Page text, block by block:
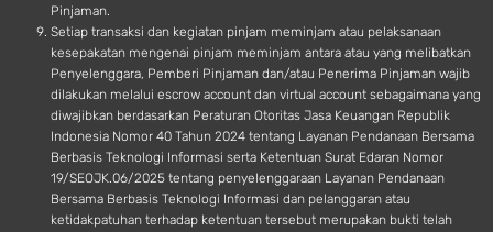
Pinjaman.
Setiap transaksi dan kegiatan pinjam meminjam atau pelaksanaan
kesepakatan mengenai pinjam meminjam antara atau yang melibatkan
Penyelenggara, Pemberi Pinjaman dan/atau Penerima Pinjaman wajib
dilakukan melalui escrow account dan virtual account sebagaimana yang
diwajibkan berdasarkan Peraturan Otoritas Jasa Keuangan Republik
Indonesia Nomor 40 Tahun 2024 tentang Layanan Pendanaan Bersama
Berbasis Teknologi Informasi serta Ketentuan Surat Edaran Nomor
19/SEOJK.06/2025 tentang penyelenggaraan Layanan Pendanaan
Bersama Berbasis Teknologi Informasi dan pelanggaran atau
ketidakpatuhan terhadap ketentuan tersebut merupakan bukti telah